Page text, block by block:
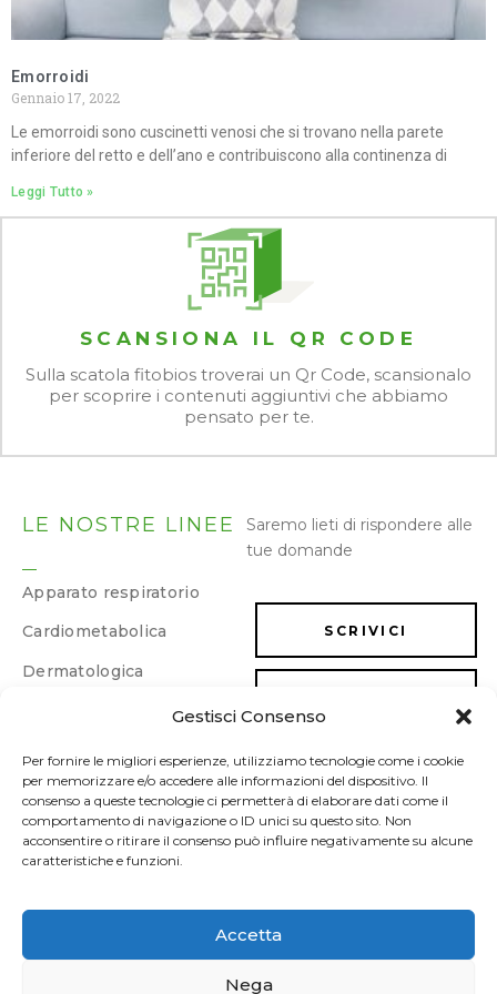
Gestisci Consenso
Per fornire le migliori esperienze, utilizziamo tecnologie come i cookie
per memorizzare e/o accedere alle informazioni del dispositivo. Il
consenso a queste tecnologie ci permetterà di elaborare dati come il
comportamento di navigazione o ID unici su questo sito. Non
acconsentire o ritirare il consenso può influire negativamente su alcune
caratteristiche e funzioni.
Accetta
Nega
Emorroidi
Gennaio 17, 2022
Le emorroidi sono cuscinetti venosi che si trovano nella parete
inferiore del retto e dell’ano e contribuiscono alla continenza di
Leggi Tutto »
SCANSIONA IL QR CODE
Sulla scatola fitobios troverai un Qr Code, scansionalo
per scoprire i contenuti aggiuntivi che abbiamo
pensato per te.
LE NOSTRE LINEE
Apparato respiratorio
Cardiometabolica
Dermatologica
Energia e memoria
Gastrointestinale
Ginecologica/Urologica
Sonno e umore
Sport
Saremo lieti di rispondere alle
tue domande
SCRIVICI